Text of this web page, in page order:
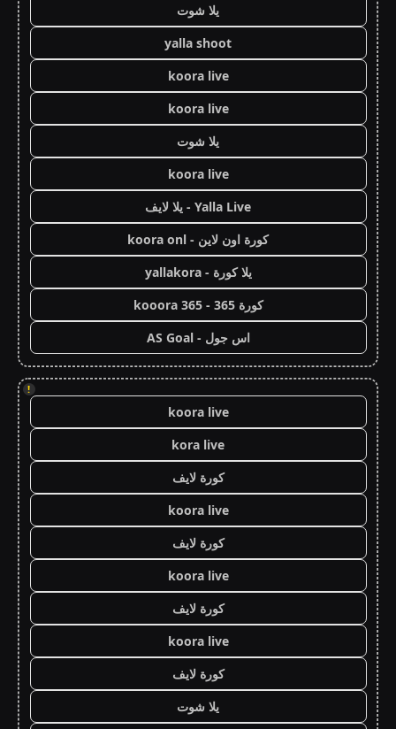
يلا شوت
yalla shoot
koora live
koora live
يلا شوت
koora live
Yalla Live - يلا لايف
كورة اون لاين - koora onl
يلا كورة - yallakora
كورة 365 - kooora 365
اس جول - AS Goal
!
koora live
kora live
كورة لايف
koora live
كورة لايف
koora live
كورة لايف
koora live
كورة لايف
يلا شوت